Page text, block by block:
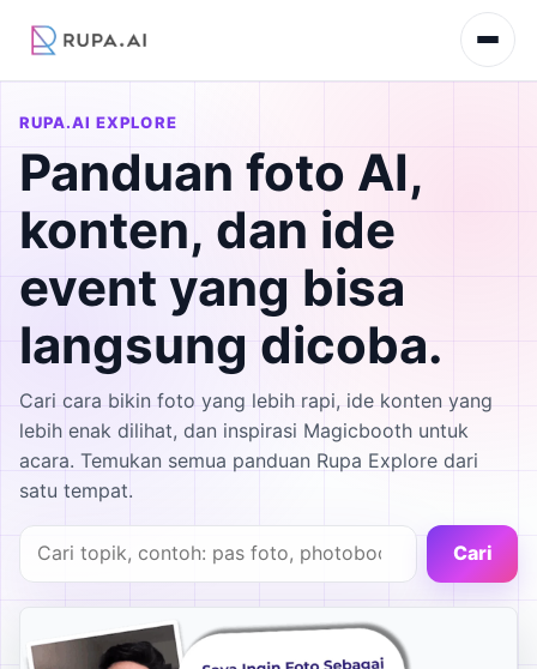
RUPA.AI EXPLORE
Panduan foto AI,
konten, dan ide
event yang bisa
langsung dicoba.
Cari cara bikin foto yang lebih rapi, ide konten yang
lebih enak dilihat, dan inspirasi Magicbooth untuk
acara. Temukan semua panduan Rupa Explore dari
satu tempat.
Cari artikel
Cari